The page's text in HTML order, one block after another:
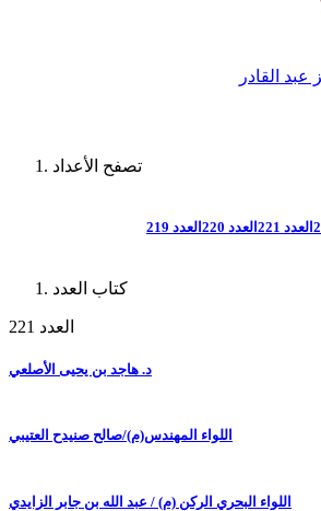
القادر
تصفح الأعداد
العدد 221 العدد 220 العدد 219
كتاب العدد
العدد 221
د. هاجد بن يحيى الأصلعي
اللواء المهندس(م)/صالح صنيدح العتيبي
اللواء البحري الركن (م) / عبد الله بن جابر الزايدي